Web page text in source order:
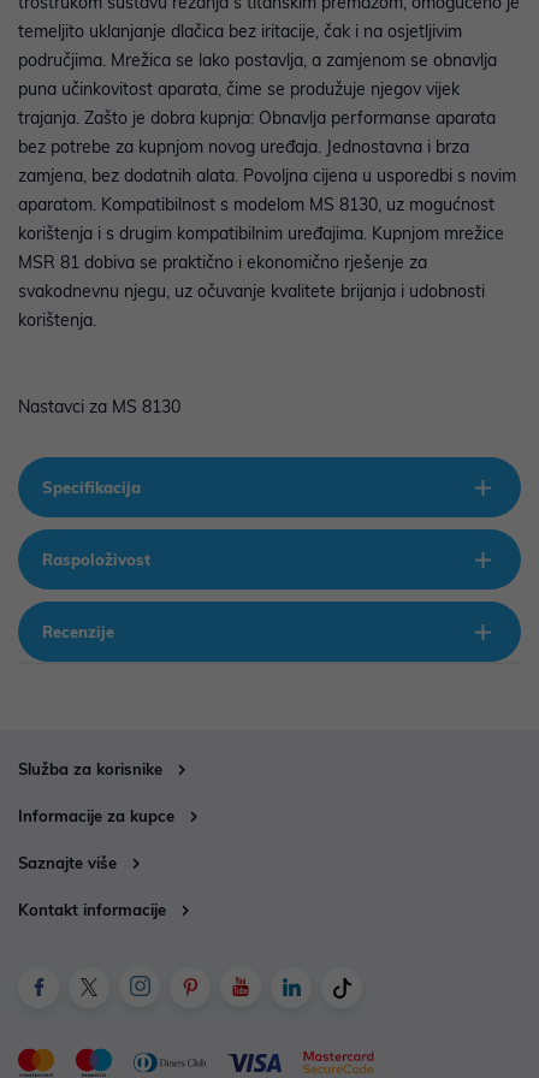
temeljito uklanjanje dlačica bez iritacije, čak i na osjetljivim
područjima. Mrežica se lako postavlja, a zamjenom se obnavlja
puna učinkovitost aparata, čime se produžuje njegov vijek
trajanja. Zašto je dobra kupnja: Obnavlja performanse aparata
bez potrebe za kupnjom novog uređaja. Jednostavna i brza
zamjena, bez dodatnih alata. Povoljna cijena u usporedbi s novim
aparatom. Kompatibilnost s modelom MS 8130, uz mogućnost
korištenja i s drugim kompatibilnim uređajima. Kupnjom mrežice
MSR 81 dobiva se praktično i ekonomično rješenje za
svakodnevnu njegu, uz očuvanje kvalitete brijanja i udobnosti
korištenja.
Nastavci za MS 8130
Specifikacija
Raspoloživost
Recenzije
Služba za korisnike
Informacije za kupce
Saznajte više
Kontakt informacije